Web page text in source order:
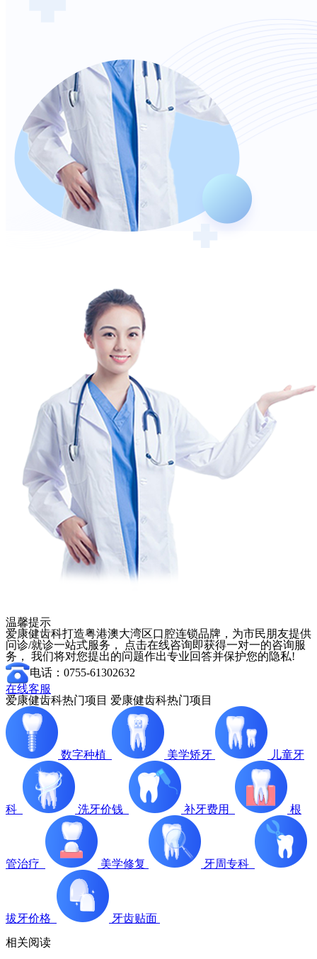
温馨提示
爱康健齿科打造粤港澳大湾区口腔连锁品牌，为市民朋友提供
问诊/就诊一站式服务， 点击在线咨询即获得一对一的咨询服
务， 我们将对您提出的问题作出专业回答并保护您的隐私!
电话：0755-61302632
在线客服
爱康健齿科热门项目 爱康健齿科热门项目
数字种植 美学矫牙 儿童牙
科 洗牙价钱 补牙费用 根
管治疗 美学修复 牙周专科
拔牙价格
牙齿贴面
相关阅读